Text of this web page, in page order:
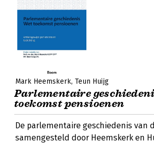
Mark Heemskerk Teun Huijg
Parlementaire
toekomst pensioenen
De parlementaire geschiedenis van
samengesteld door Heemskerk en